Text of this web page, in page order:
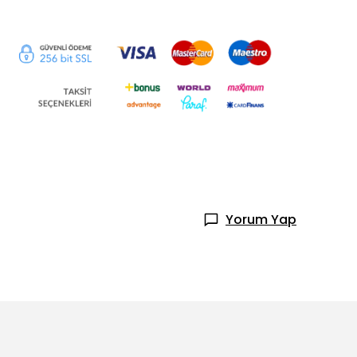
Yorum Yap